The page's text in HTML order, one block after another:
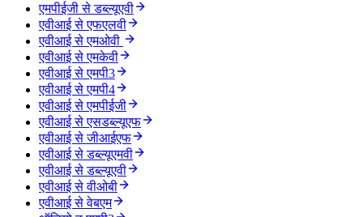
एमपीईजी से डब्ल्यूएवी
एवीआई से एफएलवी
एवीआई से एमओवी
एवीआई से एमकेवी
एवीआई से एमपी3
एवीआई से एमपी4
एवीआई से एमपीईजी
एवीआई से एसडब्ल्यूएफ
एवीआई से जीआईएफ
एवीआई से डब्ल्यूएमवी
एवीआई से डब्ल्यूएवी
एवीआई से वीओबी
एवीआई से वेबएम